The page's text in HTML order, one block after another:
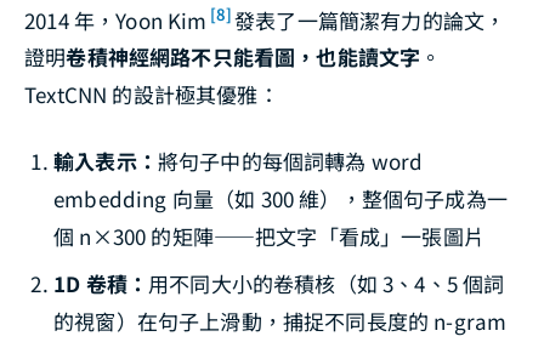
2014 年，Yoon Kim [8]發表了一篇簡潔有力的論文，
證明卷積神經網路不只能看圖，也能讀文字 。
TextCNN 的設計極其優雅：
輸入表示： 將句子中的每個詞轉為 word
embedding 向量（如 300 維），整個句子成為一
個 n×300 的矩陣——把文字「看成」一張圖片
1D 卷積： 用不同大小的卷積核（如 3、4、5 個詞
的視窗）在句子上滑動，捕捉不同長度的 n-gram